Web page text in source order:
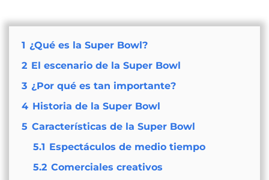
1 ¿Qué es la Super Bowl?
2 El escenario de la Super Bowl
3 ¿Por qué es tan importante?
4 Historia de la Super Bowl
5 Características de la Super Bowl
5.1 Espectáculos de medio tiempo
5.2 Comerciales creativos